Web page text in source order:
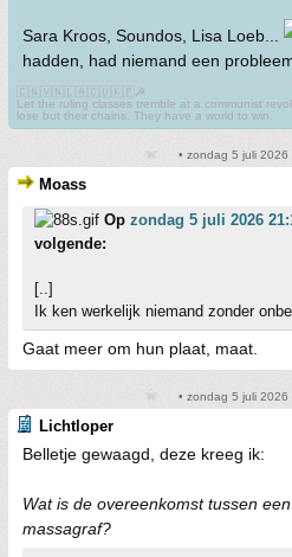
Sara Kroos, Soundos, Lisa Loeb...
hadden, had niemand een
🇨🇳🇻🇳🇱🇦🇨🇺🇰🇵☭
Let the ruling classes tremble at a communist
lose but their chains. They have a world to win.
• zondag 5 juli 2026
Moass
Op zondag 5 juli 2026
volgende:
[..]
Ik ken werkelijk niemand zonder
Gaat meer om hun plaat, maat.
• zondag 5 juli 2026
Lichtloper
Belletje gewaagd, deze kreeg ik:
Wat is de overeenkomst tussen
massagraf?